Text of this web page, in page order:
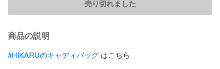
売り切れました
商品の説明
#HIKARUのキャディバッグ はこちら